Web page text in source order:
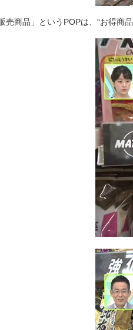
商品」というPOPは、“お得商品